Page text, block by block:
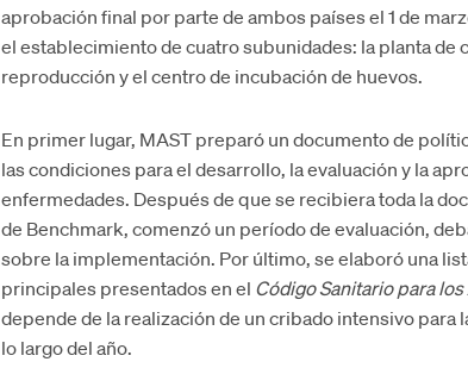
aprobación final por parte de ambos países el 1 de
el establecimiento de cuatro subunidades: la planta de
reproducción y el centro de incubación de huevos.
En primer lugar, MAST preparó un documento de
las condiciones para el desarrollo, la evaluación y la
enfermedades. Después de que se recibiera toda la
de Benchmark, comenzó un período de evaluación,
sobre la implementación. Por último, se elaboró una
principales presentados en el Código Sanitario para
depende de la realización de un cribado intensivo
lo largo del año.